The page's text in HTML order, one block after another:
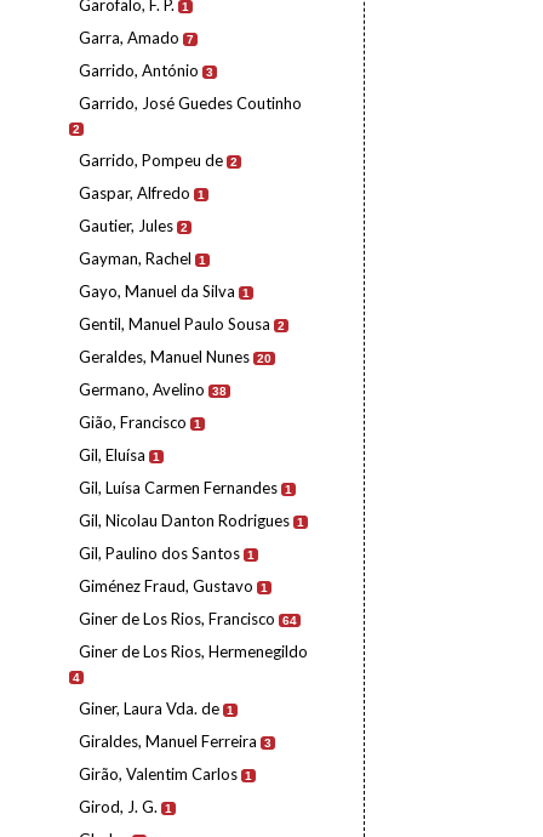
Garofalo, F. P. 1
Garra, Amado 7
Garrido, António 3
Garrido, José Guedes Coutinho
2
Garrido, Pompeu de 2
Gaspar, Alfredo 1
Gautier, Jules 2
Gayman, Rachel 1
Gayo, Manuel da Silva 1
Gentil, Manuel Paulo Sousa 2
Geraldes, Manuel Nunes 20
Germano, Avelino 38
Gião, Francisco 1
Gil, Eluísa 1
Gil, Luísa Carmen Fernandes 1
Gil, Nicolau Danton Rodrigues 1
Gil, Paulino dos Santos 1
Giménez Fraud, Gustavo 1
Giner de Los Rios, Francisco 64
Giner de Los Rios, Hermenegildo
4
Giner, Laura Vda. de 1
Giraldes, Manuel Ferreira 3
Girão, Valentim Carlos 1
Girod, J. G. 1